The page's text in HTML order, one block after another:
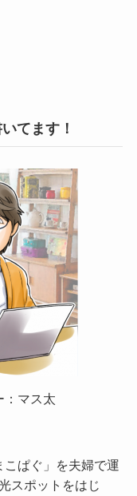
てます！
マス太
ぱぐ」を夫婦で運
スポットをはじ